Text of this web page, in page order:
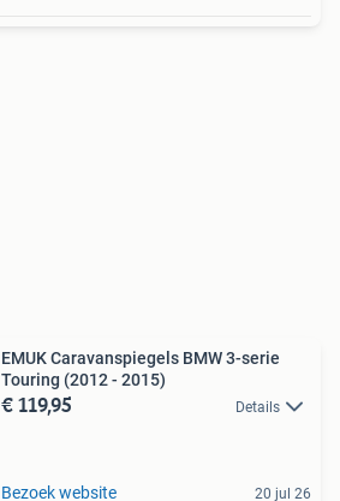
EMUK Caravanspiegels BMW 3-serie
Touring (2012 - 2015)
€ 119,95 Details
Bezoek website 20 jul 26